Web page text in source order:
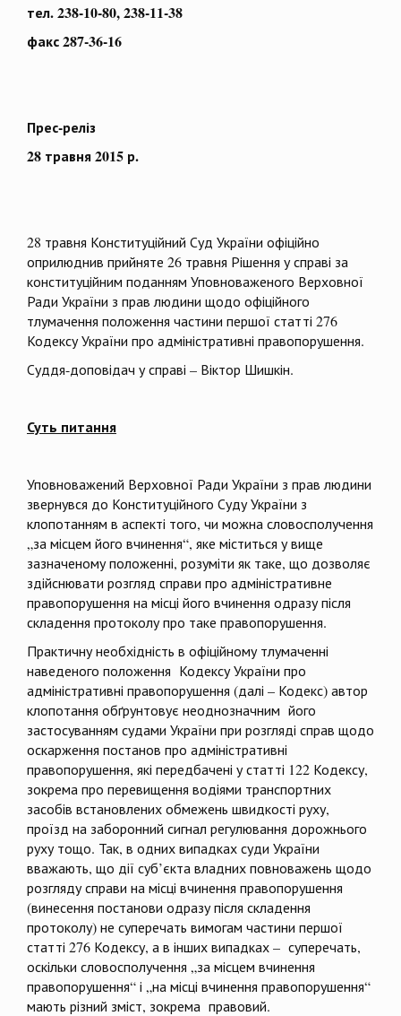
тел. 238-10-80, 238-11-38
факс 287-36-16
Прес-реліз
28 травня 2015 р.
28 травня Конституційний Суд України офіційно
оприлюднив прийняте 26 травня Рішення у справі за
конституційним поданням Уповноваженого Верховної
Ради України з прав людини щодо офіційного
тлумачення положення частини першої статті 276
Кодексу України про адміністративні правопорушення.
Суддя-доповідач у справі – Віктор Шишкін.
Суть питання
Уповноважений Верховної Ради України з прав людини
звернувся до Конституційного Суду України з
клопотанням в аспекті того, чи можна словосполучення
„за місцем його вчинення“, яке міститься у вище
зазначеному положенні, розуміти як таке, що дозволяє
здійснювати розгляд справи про адміністративне
правопорушення на місці його вчинення одразу після
складення протоколу про таке правопорушення.
Практичну необхідність в офіційному тлумаченні
наведеного положення Кодексу України про
адміністративні правопорушення (далі – Кодекс) автор
клопотання обґрунтовує неоднозначним його
застосуванням судами України при розгляді справ щодо
оскарження постанов про адміністративні
правопорушення, які передбачені у статті 122 Кодексу,
зокрема про перевищення водіями транспортних
засобів встановлених обмежень швидкості руху,
проїзд на заборонний сигнал регулювання дорожнього
руху тощо. Так, в одних випадках суди України
вважають, що дії суб’єкта владних повноважень щодо
розгляду справи на місці вчинення правопорушення
(винесення постанови одразу після складення
протоколу) не суперечать вимогам частини першої
статті 276 Кодексу, а в інших випадках – суперечать,
оскільки словосполучення „за місцем вчинення
правопорушення“ і „на місці вчинення правопорушення“
мають різний зміст, зокрема правовий.